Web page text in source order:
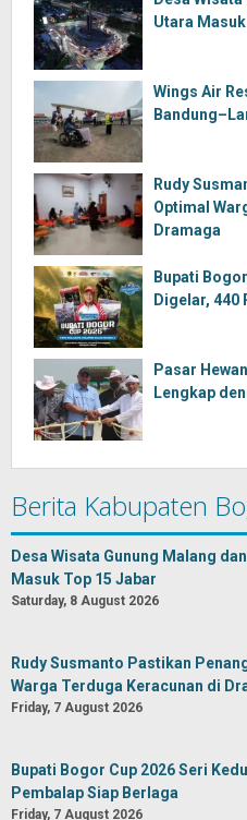
Utara
Wings Air
Rudy
Optimal
Dramaga
Bupati
Digelar, 440
Pasar
Lengkap
Berita Kabupaten
Desa Wisata Gunung Malang
Masuk Top 15 Jabar
Saturday, 8 August 2026
Rudy Susmanto Pastikan
Warga Terduga Keracunan di
Friday, 7 August 2026
Bupati Bogor Cup 2026 Seri
Pembalap Siap Berlaga
Friday, 7 August 2026